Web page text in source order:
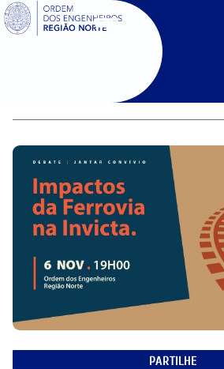
SIGOE
PARTILHE